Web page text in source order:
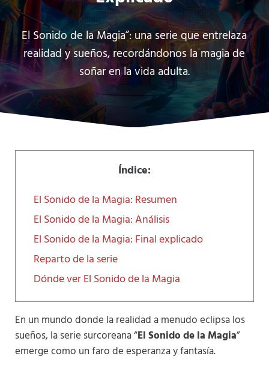
El Sonido de la Magia”: una serie que entrelaza
realidad y sueños, recordándonos la magia de
soñar en la vida adulta.
Índice:
El Sonido de la Magia: Resumen
El Sonido de la Magia: Análisis
El Sonido de la Magia: Final explicado
Reparto de la serie
Dónde ver El Sonido de la Magia
En un mundo donde la realidad a menudo eclipsa los
sueños, la serie surcoreana “El Sonido de la Magia”
emerge como un faro de esperanza y fantasía.